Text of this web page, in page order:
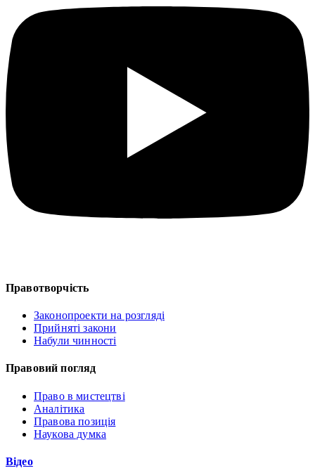
Правотворчість
Законопроекти на розгляді
Прийняті закони
Набули чинності
Правовий погляд
Право в мистецтві
Аналітика
Правова позиція
Наукова думка
Відео